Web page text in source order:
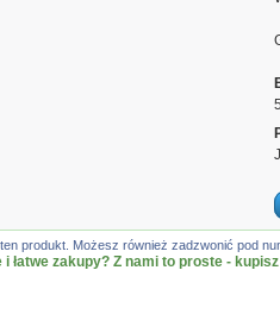
produkt. Możesz również zadzwonić pod
i łatwe zakupy? Z nami to proste -